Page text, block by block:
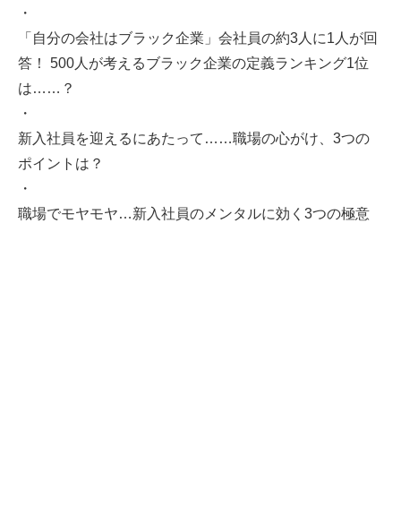
・
「自分の会社はブラック企業」会社員の約3人に1人が回
答！ 500人が考えるブラック企業の定義ランキング1位
は……？
・
新入社員を迎えるにあたって……職場の心がけ、3つの
ポイントは？
・
職場でモヤモヤ…新入社員のメンタルに効く3つの極意